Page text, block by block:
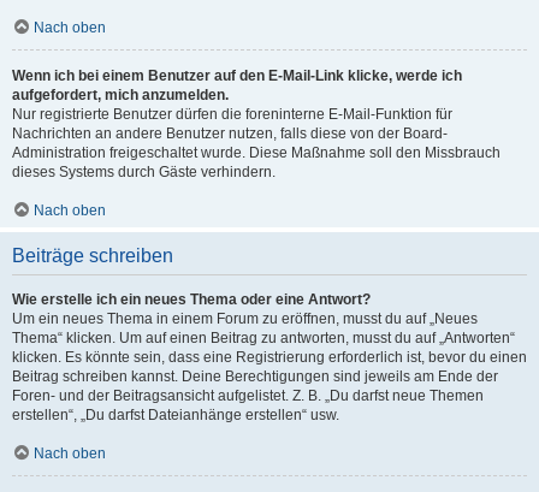
Nach oben
Wenn ich bei einem Benutzer auf den E-Mail-Link klicke, werde ich
aufgefordert, mich anzumelden.
Nur registrierte Benutzer dürfen die foreninterne E-Mail-Funktion für
Nachrichten an andere Benutzer nutzen, falls diese von der Board-
Administration freigeschaltet wurde. Diese Maßnahme soll den Missbrauch
dieses Systems durch Gäste verhindern.
Nach oben
Beiträge schreiben
Wie erstelle ich ein neues Thema oder eine Antwort?
Um ein neues Thema in einem Forum zu eröffnen, musst du auf „Neues
Thema“ klicken. Um auf einen Beitrag zu antworten, musst du auf „Antworten“
klicken. Es könnte sein, dass eine Registrierung erforderlich ist, bevor du einen
Beitrag schreiben kannst. Deine Berechtigungen sind jeweils am Ende der
Foren- und der Beitragsansicht aufgelistet. Z. B. „Du darfst neue Themen
erstellen“, „Du darfst Dateianhänge erstellen“ usw.
Nach oben